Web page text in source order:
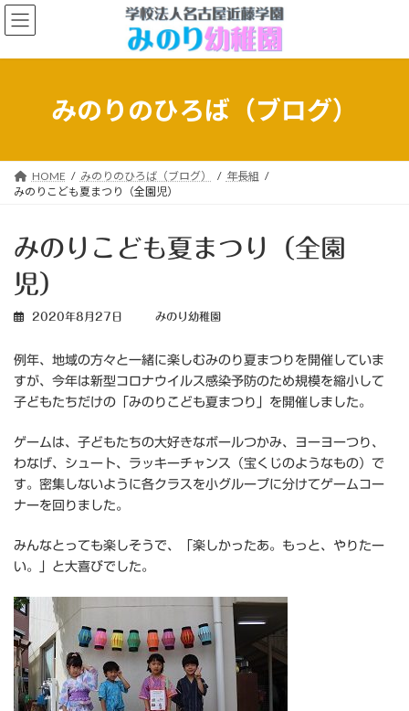
コ
ン
ン
ナ
ビ
ー
みのりのひろば（ブログ）
HOME みのりのひろば（ブログ）
年長組
みのりこども夏まつり（全園児）
みのりこども夏まつり（全園
児）
2020年8月27日 みのり幼稚園
例年、地域の方々と一緒に楽しむみのり夏まつりを開催していま
すが、今年は新型コロナウイルス感染予防のため規模を縮小して
子どもたちだけの「みのりこども夏まつり」を開催しました。
ゲームは、子どもたちの大好きなボールつかみ、ヨーヨーつり、
わなげ、シュート、ラッキーチャンス（宝くじのようなもの）で
す。密集しないように各クラスを小グループに分けてゲームコー
ナーを回りました。
みんなとっても楽しそうで、「楽しかったあ。もっと、やりたー
い。」と大喜びでした。